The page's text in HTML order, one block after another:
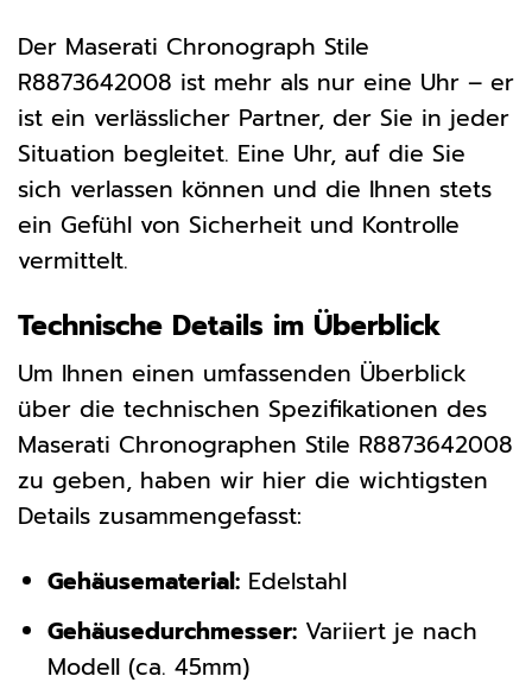
Der Maserati Chronograph Stile
R8873642008 ist mehr als nur eine Uhr – er
ist ein verlässlicher Partner, der Sie in jeder
Situation begleitet. Eine Uhr, auf die Sie
sich verlassen können und die Ihnen stets
ein Gefühl von Sicherheit und Kontrolle
vermittelt.
Technische Details im Überblick
Um Ihnen einen umfassenden Überblick
über die technischen Spezifikationen des
Maserati Chronographen Stile R8873642008
zu geben, haben wir hier die wichtigsten
Details zusammengefasst:
Gehäusematerial:Edelstahl
Gehäusedurchmesser:Variiert je nach
Modell (ca. 45mm)